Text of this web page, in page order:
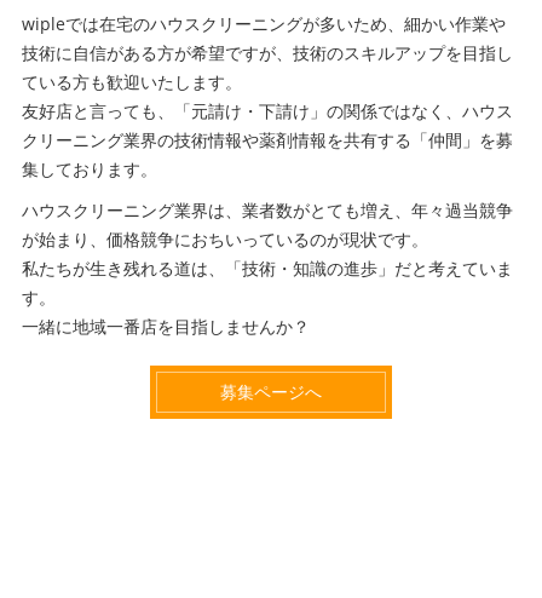
wipleでは在宅のハウスクリーニングが多いため、細かい作業や
技術に自信がある方が希望ですが、技術のスキルアップを目指し
ている方も歓迎いたします。
友好店と言っても、「元請け・下請け」の関係ではなく、ハウス
クリーニング業界の技術情報や薬剤情報を共有する「仲間」を募
集しております。
ハウスクリーニング業界は、業者数がとても増え、年々過当競争
が始まり、価格競争におちいっているのが現状です。
私たちが生き残れる道は、「技術・知識の進歩」だと考えていま
す。
一緒に地域一番店を目指しませんか？
募集ページへ